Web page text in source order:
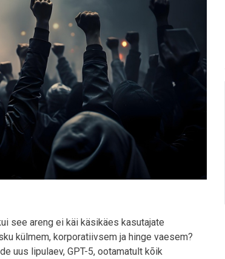
see areng ei käi käsikäes kasutajate
külmem, korporatiivsem ja hinge vaesem?
uus lipulaev, GPT-5, ootamatult kõik